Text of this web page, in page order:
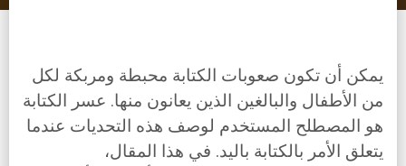
يمكن أن تكون صعوبات الكتابة محبطة ومربكة لكل
من الأطفال والبالغين الذين يعانون منها. عسر الكتابة
هو المصطلح المستخدم لوصف هذه التحديات عندما
يتعلق الأمر بالكتابة باليد. في هذا المقال،